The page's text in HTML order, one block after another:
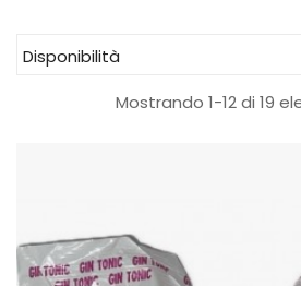
Disponibilità
Mostrando 1-12 di 19